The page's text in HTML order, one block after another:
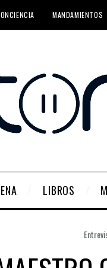
MANDAMIENTOS
LIBROS